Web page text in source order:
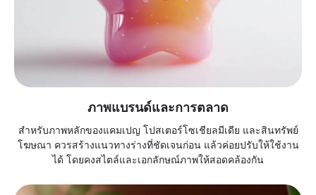
ภาพแบรนด์และการตลาด
สำหรับภาพหลักของแคมเปญ โปสเตอร์โซเชียลมีเดีย และสินทรัพย์
โฆษณา ควรสร้างแนวทางร่างที่ชัดเจนก่อน แล้วค่อยปรับให้ใช้งาน
ได้ โดยคงสไตล์และเอกลักษณ์ภาพให้สอดคล้องกัน